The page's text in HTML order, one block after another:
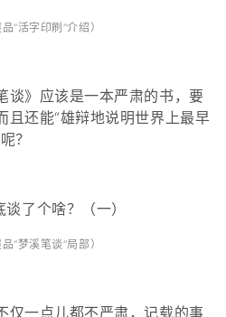
“活字印刷”介绍）
谈》应该是一本严肃的书，要
且还能“雄辩地说明世界上最早
？
“梦溪笔谈”局部）
仅一点儿都不严肃，记载的事